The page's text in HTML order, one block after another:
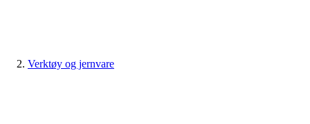
Verktøy og jernvare